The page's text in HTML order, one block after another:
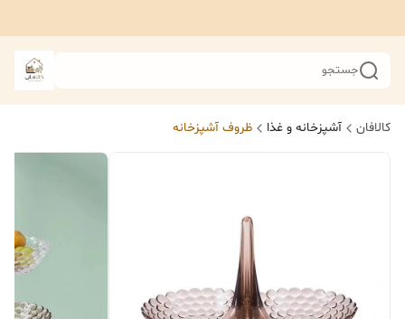
جستجو
کالافان آشپزخانه و غذا ظروف آشپزخانه